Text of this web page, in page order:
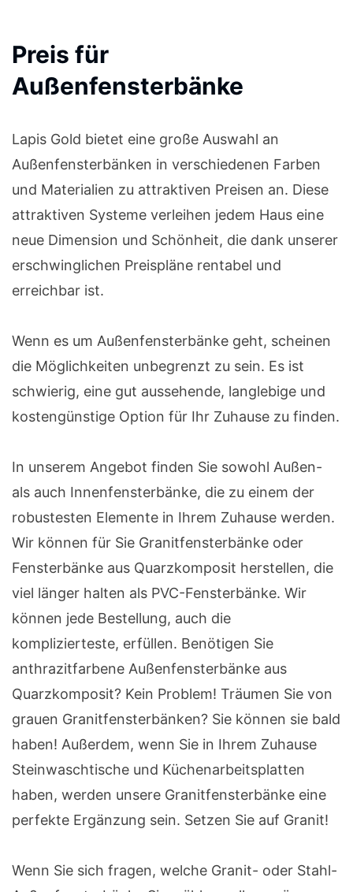
Preis für
Außenfensterbänke
Lapis Gold bietet eine große Auswahl an
Außenfensterbänken in verschiedenen Farben
und Materialien zu attraktiven Preisen an. Diese
attraktiven Systeme verleihen jedem Haus eine
neue Dimension und Schönheit, die dank unserer
erschwinglichen Preispläne rentabel und
erreichbar ist.
Wenn es um Außenfensterbänke geht, scheinen
die Möglichkeiten unbegrenzt zu sein. Es ist
schwierig, eine gut aussehende, langlebige und
kostengünstige Option für Ihr Zuhause zu finden.
In unserem Angebot finden Sie sowohl Außen-
als auch Innenfensterbänke, die zu einem der
robustesten Elemente in Ihrem Zuhause werden.
Wir können für Sie Granitfensterbänke oder
Fensterbänke aus Quarzkomposit herstellen, die
viel länger halten als PVC-Fensterbänke. Wir
können jede Bestellung, auch die
komplizierteste, erfüllen. Benötigen Sie
anthrazitfarbene Außenfensterbänke aus
Quarzkomposit? Kein Problem! Träumen Sie von
grauen Granitfensterbänken? Sie können sie bald
haben! Außerdem, wenn Sie in Ihrem Zuhause
Steinwaschtische und Küchenarbeitsplatten
haben, werden unsere Granitfensterbänke eine
perfekte Ergänzung sein. Setzen Sie auf Granit!
Wenn Sie sich fragen, welche Granit- oder Stahl-